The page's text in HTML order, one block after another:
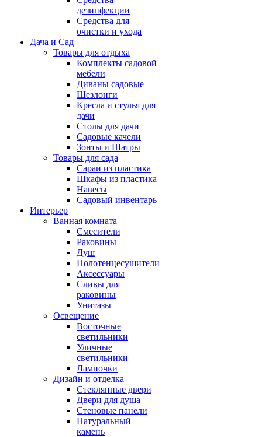
дезинфекции
Средства для
очистки и ухода
Дача и Сад
Товары для отдыха
Комплекты садовой
мебели
Диваны садовые
Шезлонги
Кресла и стулья для
дачи
Столы для дачи
Садовые качели
Зонты и Шатры
Товары для сада
Сараи из пластика
Шкафы из пластика
Навесы
Садовый инвентарь
Интерьер
Ванная комната
Смесители
Раковины
Душ
Полотенцесушители
Аксессуары
Сливы для
раковины
Унитазы
Освещение
Восточные
светильники
Уличные
светильники
Лампочки
Дизайн и отделка
Стеклянные двери
Двери для душа
Стеновые панели
Натуральный
камень